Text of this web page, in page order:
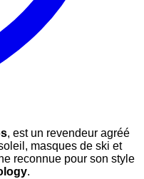
, est un revendeur agréé
masques de ski et
reconnue pour son style
.